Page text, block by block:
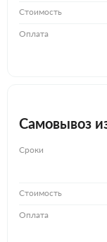
Стоимость
Оплата
Самовывоз
Сроки
Стоимость
Оплата